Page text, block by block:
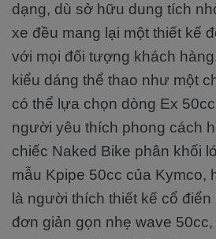
dạng, dù sở hữu dung tích
xe đều mang lại một thiết kế
với mọi đối tượng khách
kiểu dáng thể thao như một
có thể lựa chọn dòng Ex
người yêu thích phong cách
chiếc Naked Bike phân khối
mẫu Kpipe 50cc của Kymco,
là người thích thiết kế cổ
đơn giản gọn nhẹ wave